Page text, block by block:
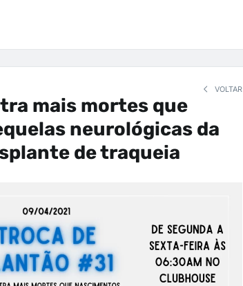
VOLTAR
mais mortes que
neurológicas da
de traqueia